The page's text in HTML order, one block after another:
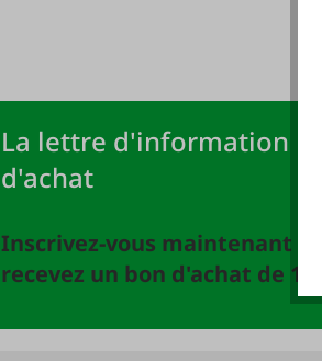
La lettre d'information
d'achat
Inscrivez-vous maintenant à
recevez un bon d'achat de 10